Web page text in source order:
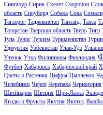
Сингапур Сирия Скелет Скорпион
область Сноуборд Собака Сова Сомали
Таганрог Таджикистан Таиланд Такса
Татарстан Тверская область Тверь Тигр
Тула Тунис Туризм Туркменистан
Удмуртия Узбекистан Улан-Удэ
Утенок Утка Филиппины Финляндия
Футбол Хабаровск Хабаровский край
Цветы и Растения Цифры Цыпленок
Челябинск Череп Черепаха Черногория
Швейцария Швеция Шри-Ланка
Ягоды и Фрукты Якутия Якутск